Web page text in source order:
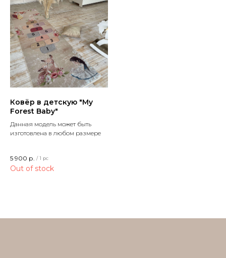
Ковёр в детскую "My
Forest Baby"
Данная модель может быть
изготовлена в любом размере
5 900 р. / 1 pc
Out of stock